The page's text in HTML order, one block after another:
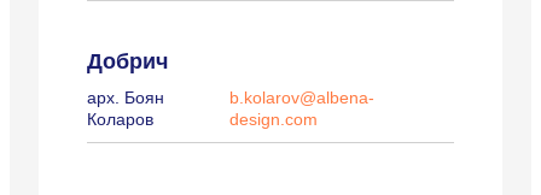
Добрич
арх. Боян
Коларов
b.kolarov@albena-
design.com